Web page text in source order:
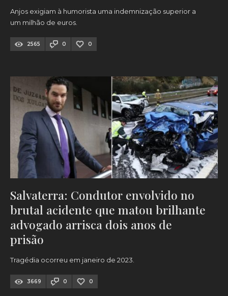
Anjos exigiam à humorista uma indemnização superior a
um milhão de euros.
2565 0 0
Salvaterra: Condutor envolvido no
brutal acidente que matou brilhante
advogado arrisca dois anos de
prisão
Tragédia ocorreu em janeiro de 2023.
3669 0 0